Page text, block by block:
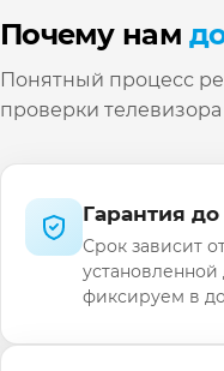
Почему нам
Понятный процесс
проверки
Гарантия
Срок зависит
установленной
фиксируем в